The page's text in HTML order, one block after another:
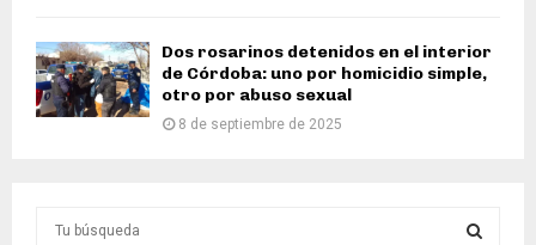
Dos rosarinos detenidos en el interior
de Córdoba: uno por homicidio simple,
otro por abuso sexual
8 de septiembre de 2025